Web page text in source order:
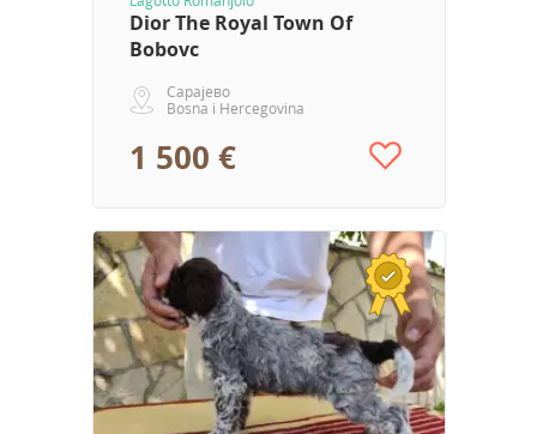
Dior The Royal Town Of
Bobovc
Сарајево
Bosna i Hercegovina
1 500 €